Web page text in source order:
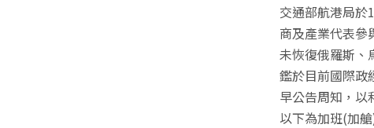
交通部航港局於
商及產業代表參
未恢復俄羅斯、
鑑於目前國際政
早公告周知，以
以下為加班(加